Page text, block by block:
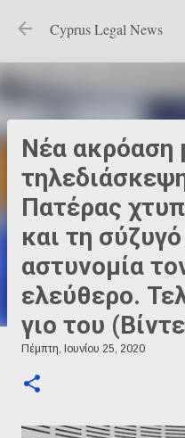
Μετάβαση
Cyprus Legal News
Νέα ακρόαση
Πατέρας
και τη
αστυνομία
ελεύθερο.
γιο του
Πέμπτη, Ιουνίου 25, 2020